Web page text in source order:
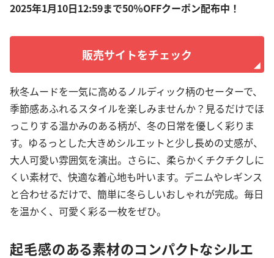
2025年1月10日12:59まで50％OFFクーポン配布中！
販売サイトをチェック
秋冬ムードを一気に高めるノルディック柄のセーターで、
季節感あふれるスタイルを楽しみませんか？見るだけでほ
っこりする温かみのある柄が、冬の日常を優しく彩りま
す。ゆるっとした大きめシルエットと少し長めの丈感が、
大人可愛い雰囲気を演出。さらに、柔らかくチクチクしに
くい素材で、快適な着心地も叶います。デニムやレギンス
と合わせるだけで、簡単に冬らしいおしゃれが完成。毎日
を温かく、可愛く彩る一枚をぜひ。
起毛感のある素材のコンパクトなシルエ